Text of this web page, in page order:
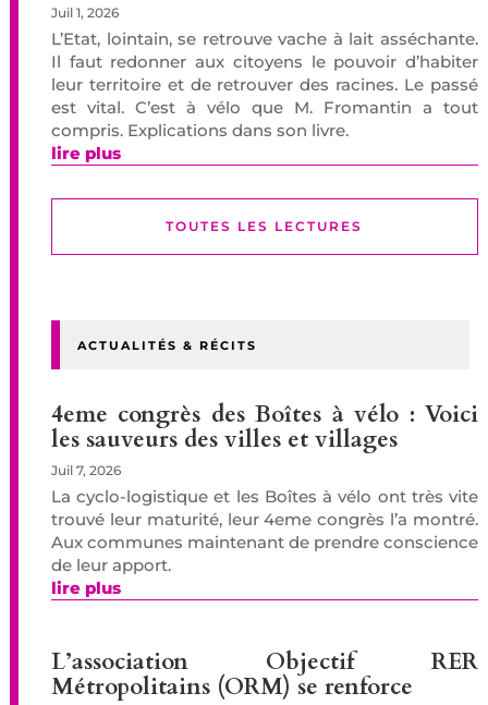
Juil 1, 2026
L’Etat, lointain, se retrouve vache à lait asséchante.
Il faut redonner aux citoyens le pouvoir d’habiter
leur territoire et de retrouver des racines. Le passé
est vital. C’est à vélo que M. Fromantin a tout
compris. Explications dans son livre.
lire plus
TOUTES LES LECTURES
ACTUALITÉS & RÉCITS
4eme congrès des Boîtes à vélo : Voici
les sauveurs des villes et villages
Juil 7, 2026
La cyclo-logistique et les Boîtes à vélo ont très vite
trouvé leur maturité, leur 4eme congrès l’a montré.
Aux communes maintenant de prendre conscience
de leur apport.
lire plus
L’association Objectif RER
Métropolitains (ORM) se renforce